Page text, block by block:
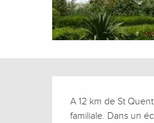
A 12 km de St
familiale. Dans un